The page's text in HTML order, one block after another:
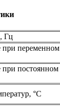
Гц
при переменном
постоянном
°С